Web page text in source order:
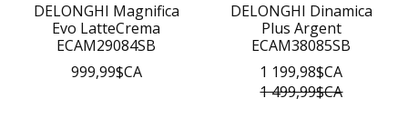
DELONGHI Magnifica
Evo LatteCrema
ECAM29084SB
999,99$CA
DELONGHI Dinamica
Plus Argent
ECAM38085SB
1 199,98$CA
1 499,99$CA